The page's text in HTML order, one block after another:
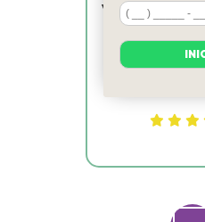
Victor Hugo
Ótimo